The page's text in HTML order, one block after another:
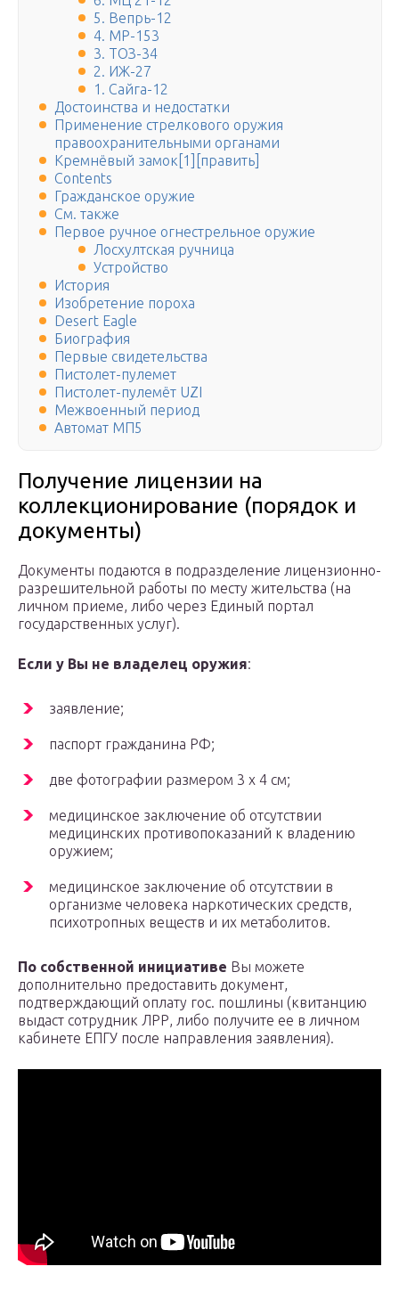
5. Вепрь-12
4. МР-153
3. ТОЗ-34
2. ИЖ-27
1. Сайга-12
Достоинства и недостатки
Применение стрелкового оружия
правоохранительными органами
Кремнёвый замок[1][править]
Contents
Гражданское оружие
См. также
Первое ручное огнестрельное оружие
Лосхултская ручница
Устройство
История
Изобретение пороха
Desert Eagle
Биография
Первые свидетельства
Пистолет-пулемет
Пистолет-пулемёт UZI
Межвоенный период
Автомат МП5
Получение лицензии на
коллекционирование (порядок и
документы)
Документы подаются в подразделение лицензионно-
разрешительной работы по месту жительства (на
личном приеме, либо через Единый портал
государственных услуг).
Если у Вы не владелец оружия:
заявление;
паспорт гражданина РФ;
две фотографии размером 3 x 4 см;
медицинское заключение об отсутствии
медицинских противопоказаний к владению
оружием;
медицинское заключение об отсутствии в
организме человека наркотических средств,
психотропных веществ и их метаболитов.
По собственной инициативе Вы можете
дополнительно предоставить документ,
подтверждающий оплату гос. пошлины (квитанцию
выдаст сотрудник ЛРР, либо получите ее в личном
кабинете ЕПГУ после направления заявления).